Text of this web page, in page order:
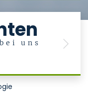
uns
Next